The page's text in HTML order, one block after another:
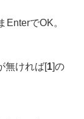
EnterでOK。
無ければ[1]の